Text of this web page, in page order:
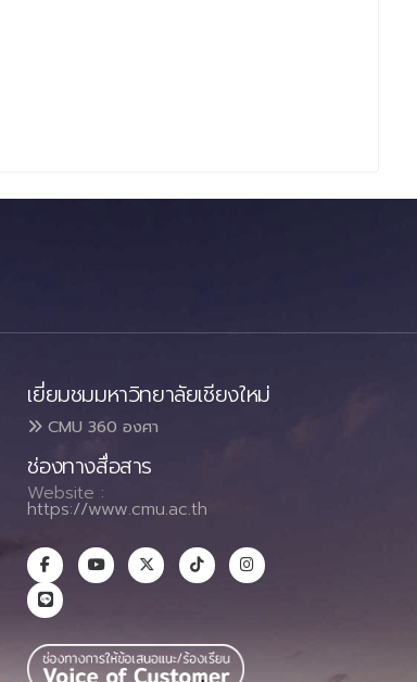
เยี่ยมชมมหาวิทยาลัยเชียงใหม่
CMU 360 องศา
ช่องทางสื่อสาร
Website :
https://www.cmu.ac.th